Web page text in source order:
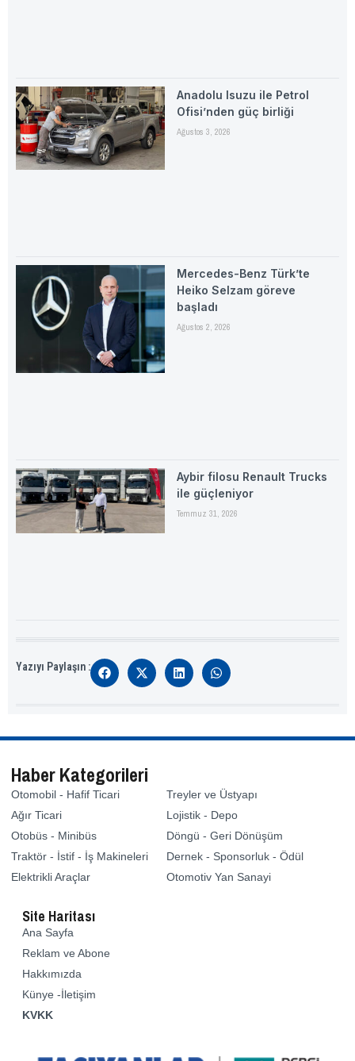
Anadolu Isuzu ile Petrol
Ofisi’nden güç birliği
Ağustos 3, 2026
Mercedes-Benz Türk’te
Heiko Selzam göreve
başladı
Ağustos 2, 2026
Aybir filosu Renault Trucks
ile güçleniyor
Temmuz 31, 2026
Yazıyı Paylaşın :
Haber Kategorileri
Otomobil - Hafif Ticari
Ağır Ticari
Otobüs - Minibüs
Traktör - İstif - İş Makineleri
Elektrikli Araçlar
Treyler ve Üstyapı
Lojistik - Depo
Döngü - Geri Dönüşüm
Dernek - Sponsorluk - Ödül
Otomotiv Yan Sanayi
Site Haritası
Ana Sayfa
Reklam ve Abone
Hakkımızda
Künye -İletişim
KVKK